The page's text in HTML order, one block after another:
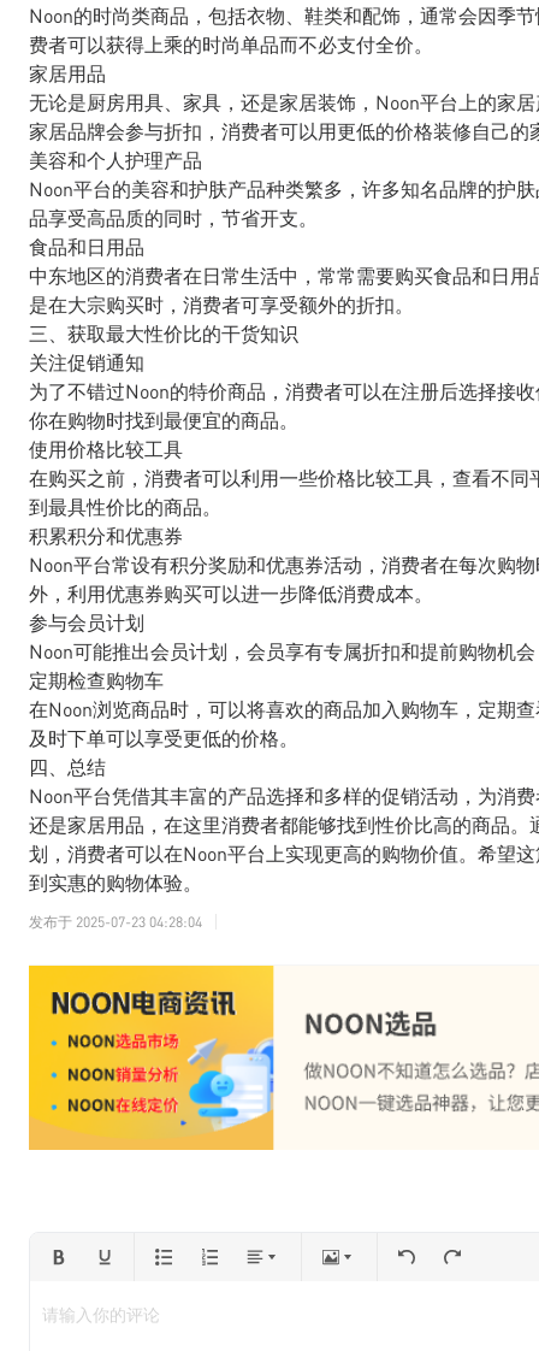
Noon的时尚类商品，包括衣物、鞋类和配饰，通常会因季
费者可以获得上乘的时尚单品而不必支付全价。
家居用品
无论是厨房用具、家具，还是家居装饰，Noon平台上的家
家居品牌会参与折扣，消费者可以用更低的价格装修自己的
美容和个人护理产品
Noon平台的美容和护肤产品种类繁多，许多知名品牌的护
品享受高品质的同时，节省开支。
食品和日用品
中东地区的消费者在日常生活中，常常需要购买食品和日
是在大宗购买时，消费者可享受额外的折扣。
三、获取最大性价比的干货知识
关注促销通知
为了不错过Noon的特价商品，消费者可以在注册后选择接
你在购物时找到最便宜的商品。
使用价格比较工具
在购买之前，消费者可以利用一些价格比较工具，查看不
到最具性价比的商品。
积累积分和优惠券
Noon平台常设有积分奖励和优惠券活动，消费者在每次购
外，利用优惠券购买可以进一步降低消费成本。
参与会员计划
Noon可能推出会员计划，会员享有专属折扣和提前购物机
定期检查购物车
在Noon浏览商品时，可以将喜欢的商品加入购物车，定期
及时下单可以享受更低的价格。
四、总结
Noon平台凭借其丰富的产品选择和多样的促销活动，为消
还是家居用品，在这里消费者都能够找到性价比高的商品
划，消费者可以在Noon平台上实现更高的购物价值。希望
到实惠的购物体验。
发布于 2025-07-23 04:28:04
请输入你的评论